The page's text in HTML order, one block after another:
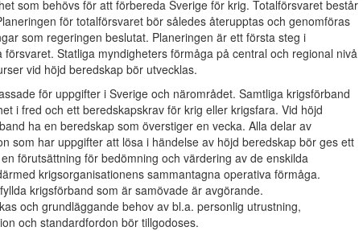
som behövs för att förbereda Sverige för krig. Totalförsvaret består
för totalförsvaret bör således återupptas och genomföras
som regeringen beslutat. Planeringen är ett första steg i
Statliga myndigheters förmåga på central och regional nivå
vid höjd beredskap bör utvecklas.
för uppgifter i Sverige och närområdet. Samtliga krigsförband
i fred och ett beredskapskrav för krig eller krigsfara. Vid höjd
ha en beredskap som överstiger en vecka. Alla delar av
som har uppgifter att lösa i händelse av höjd beredskap bör ges ett
förutsättning för bedömning och värdering av de enskilda
krigsorganisationens sammantagna operativa förmåga.
krigsförband som är samövade är avgörande.
och grundläggande behov av bl.a. personlig utrustning,
och standardfordon bör tillgodoses.